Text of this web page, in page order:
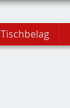
Tischbelag